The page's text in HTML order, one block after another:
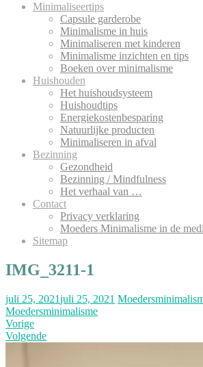
Minimaliseertips
Capsule garderobe
Minimalisme in huis
Minimaliseren met kinderen
Minimalisme inzichten en tips
Boeken over minimalisme
Huishouden
Het huishoudsysteem
Huishoudtips
Energiekostenbesparing
Natuurlijke producten
Minimaliseren in afval
Bezinning
Gezondheid
Bezinning / Mindfulness
Het verhaal van …
Contact
Privacy verklaring
Moeders Minimalisme in de
Sitemap
IMG_3211-1
juli 25, 2021juli 25, 2021
Moedersminimalisme
Vorige
Volgende